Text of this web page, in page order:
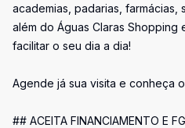
academias, padarias, farmácias,
além do Águas Claras Shopping
facilitar o seu dia a dia!
Agende já sua visita e conheça
## ACEITA FINANCIAMENTO E